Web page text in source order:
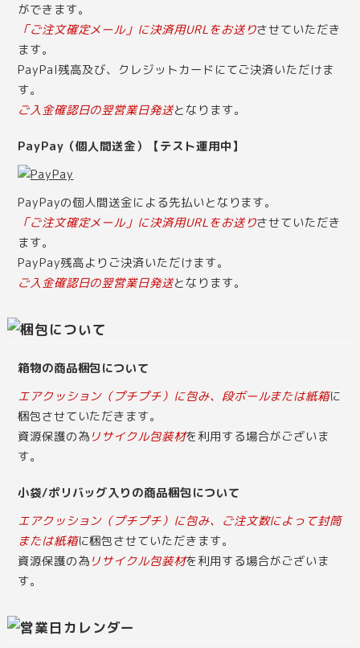
ができます。
「ご注文確定メール」に決済用URLをお送りさせていただき
ます。
PayPal残高及び、クレジットカードにてご決済いただけま
す。
ご入金確認日の翌営業日発送となります。
PayPay（個人間送金）【テスト運用中】
PayPayの個人間送金による先払いとなります。
「ご注文確定メール」に決済用URLをお送りさせていただき
ます。
PayPay残高よりご決済いただけます。
ご入金確認日の翌営業日発送となります。
箱物の商品梱包について
エアクッション（プチプチ）に包み、段ボールまたは紙箱に
梱包させていただきます。
資源保護の為 リサイクル包装材を利用する場合がございま
す。
小袋/ポリバッグ入りの商品梱包について
エアクッション（プチプチ）に包み、ご注文数によって封筒
または紙箱に梱包させていただきます。
資源保護の為 リサイクル包装材を利用する場合がございま
す。